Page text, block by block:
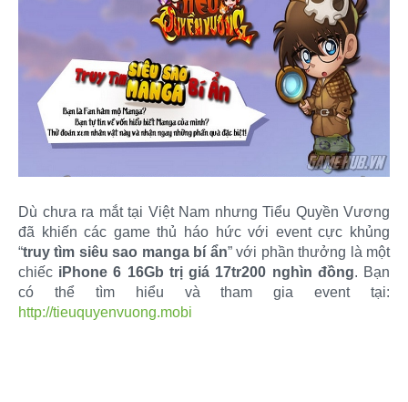
Dù chưa ra mắt tại Việt Nam nhưng Tiểu Quyền Vương
đã khiến các game thủ háo hức với event cực khủng
“truy tìm siêu sao manga bí ẩn” với phần thưởng là một
chiếc iPhone 6 16Gb trị giá 17tr200 nghìn đồng. Bạn
có thể tìm hiểu và tham gia event tại:
http://tieuquyenvuong.mobi